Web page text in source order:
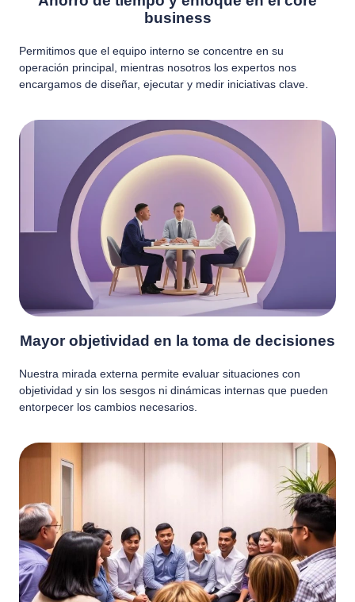
business
Permitimos que el equipo interno se concentre en su
operación principal, mientras nosotros los expertos nos
encargamos de diseñar, ejecutar y medir iniciativas clave.
Mayor objetividad en la toma de decisiones
Nuestra mirada externa permite evaluar situaciones con
objetividad y sin los sesgos ni dinámicas internas que pueden
entorpecer los cambios necesarios.